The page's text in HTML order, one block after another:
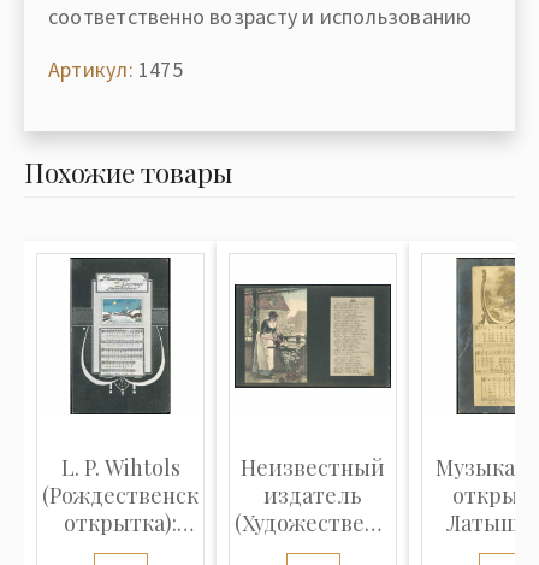
соответственно возрасту и использованию
Артикул: 1475
Похожие товары
L. P. Wihtols
(Рождественская
открытка):
Зимн...
Неизвестный
издатель
(Художественная
открытка...